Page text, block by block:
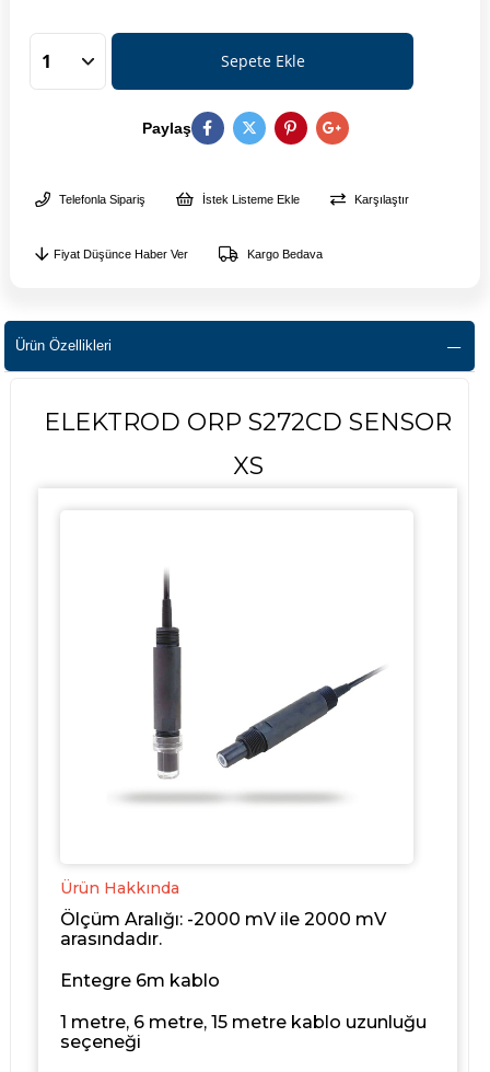
Paylaş
Telefonla Sipariş İstek Listeme Ekle Karşılaştır
Fiyat Düşünce Haber Ver Kargo Bedava
Ürün Özellikleri
ELEKTROD ORP S272CD SENSOR
XS
Ürün Hakkında
Ölçüm Aralığı: -2000 mV ile 2000 mV
arasındadır.
Entegre 6m kablo
1 metre, 6 metre, 15 metre kablo uzunluğu
seçeneği